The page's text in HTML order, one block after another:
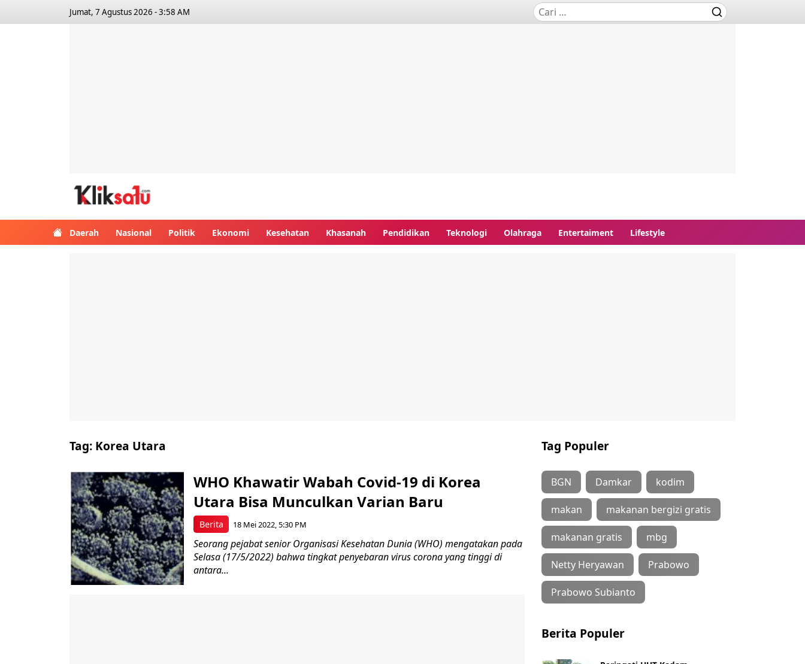
Jumat, 7 Agustus 2026 - 3:58 AM
Daerah Nasional Politik Ekonomi Kesehatan Khasanah Pendidikan Teknologi Olahraga Entertaiment Lifestyle
Tag: Korea Utara
Berita
WHO Khawatir Wabah Covid-19 di Korea
Utara Bisa Munculkan Varian Baru
18 Mei 2022, 5:30 PM
Seorang pejabat senior Organisasi Kesehatan Dunia (WHO) mengatakan pada
Selasa (17/5/2022) bahwa tingkat penyebaran virus corona yang tinggi di
antara...
Tag Populer
BGN Damkar kodim
makan makanan bergizi gratis
makanan gratis mbg
Netty Heryawan Prabowo
Prabowo Subianto
Berita Populer